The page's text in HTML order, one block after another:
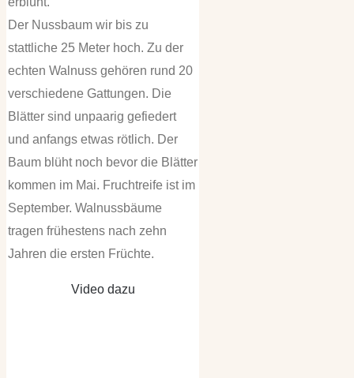
Der Nussbaum wir bis zu
stattliche 25 Meter hoch. Zu der
echten Walnuss gehören rund 20
verschiedene Gattungen. Die
Blätter sind unpaarig gefiedert
und anfangs etwas rötlich. Der
Baum blüht noch bevor die Blätter
kommen im Mai. Fruchtreife ist im
September. Walnussbäume
tragen frühestens nach zehn
Jahren die ersten Früchte.
Video dazu